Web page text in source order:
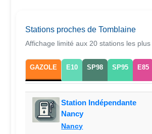
Stations proches de Tomblaine
Affichage limité aux 20 stations les plus
GAZOLE E10 SP98 SP95 E85
Station Indépendante
Nancy
Nancy